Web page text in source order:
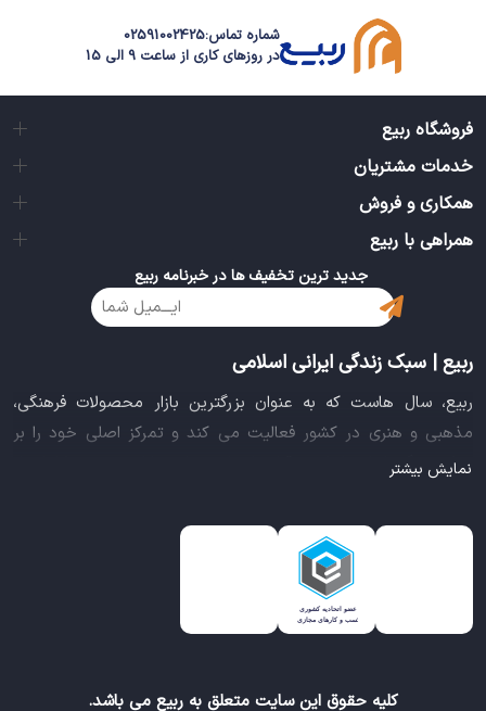
شماره تماس:02591002425
در روزهای کاری از ساعت 9 الی 15
فروشگاه ربیع
خدمات مشتریان
همکاری و فروش
همراهی با ربیع
جدید ترین تخفیف ها در خبرنامه ربیع
ربیع | سبک زندگی ایرانی اسلامی
ربیع، سال هاست که به عنوان بزرگترین بازار محصولات فرهنگی،
مذهبی و هنری در کشور فعالیت می کند و تمرکز اصلی خود را بر
سبک زندگی ایرانی اسلامی قرار داده است. این بازار مجموعه کاملی از
شما را برای خرید اینترنتی کالاهای فرهنگی، مذهبی و هنری برآورده
ایده خلاقانه عرضه محصولات فرهنگی در بستر اینترنت باعث شد تا
ربیع، علاوه بر داشتن نماد اعتماد الکترونیکی و مجوز سازمان صنفی
نمایش بیشتر
کلیه حقوق این سایت متعلق به ربیع می باشد.